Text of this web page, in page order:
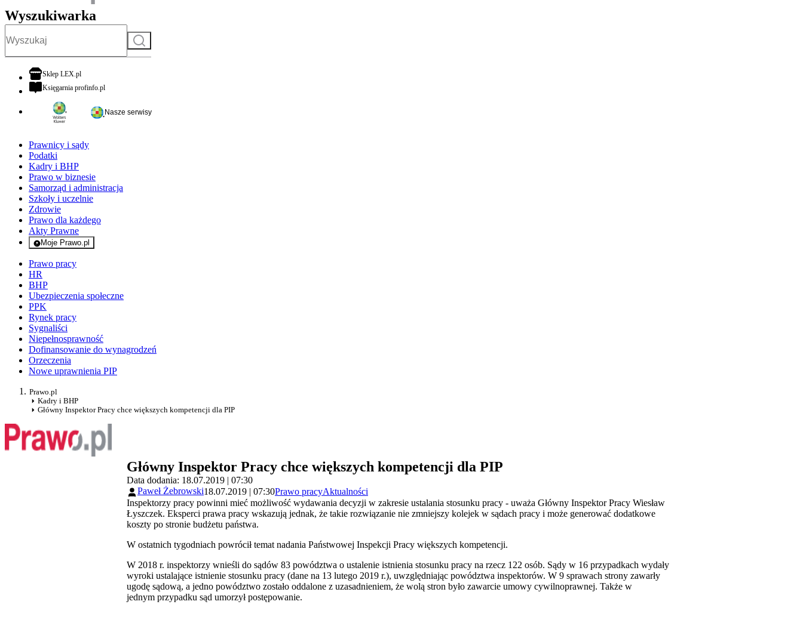
Wyszukiwarka
Szukaj
Sklep LEX.plotwiera się w nowej karcie
Księgarnia profinfo.plotwiera się w nowej karcie
Nasze serwisy
Prawnicy i sądy
Podatki
Kadry i BHP
Prawo w biznesie
Samorząd i administracja
Szkoły i uczelnie
Zdrowie
Prawo dla każdego
Akty Prawne
Moje Prawo.pl
- rejestracja i logowanie do serwisu
Prawo pracy
HR
BHP
Ubezpieczenia społeczne
PPK
Rynek pracy
Sygnaliści
Niepełnosprawność
Dofinansowanie do wynagrodzeń
Orzeczenia
Nowe uprawnienia PIP
Prawo.pl
Kadry i BHP
Główny Inspektor Pracy chce większych kompetencji dla PIP
Główny Inspektor Pracy chce większych kompetencji dla PIP
Data dodania: 18.07.2019 | 07:30
Paweł Żebrowski18.07.2019 | 07:30Prawo pracyAktualności
Inspektorzy pracy powinni mieć możliwość wydawania decyzji w zakresie ustalania stosunku pracy - uważa Główny Inspektor Pracy Wiesław
Łyszczek. Eksperci prawa pracy wskazują jednak, że takie rozwiązanie nie zmniejszy kolejek w sądach pracy i może generować dodatkowe
koszty po stronie budżetu państwa.
W ostatnich tygodniach powrócił temat nadania Państwowej Inspekcji Pracy większych kompetencji.
W 2018 r. inspektorzy wnieśli do sądów 83 powództwa o ustalenie istnienia stosunku pracy na rzecz 122 osób. Sądy w 16 przypadkach wydały
wyroki ustalające istnienie stosunku pracy (dane na 13 lutego 2019 r.), uwzględniając powództwa inspektorów. W 9 sprawach strony zawarły
ugodę sądową, a jedno powództwo zostało oddalone z uzasadnieniem, że wolą stron było zawarcie umowy cywilnoprawnej. Także w
jednym przypadku sąd umorzył postępowanie.